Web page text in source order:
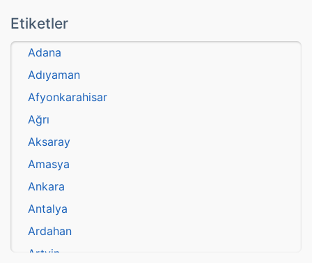
Etiketler
Adana
Adıyaman
Afyonkarahisar
Ağrı
Aksaray
Amasya
Ankara
Antalya
Ardahan
Artvin